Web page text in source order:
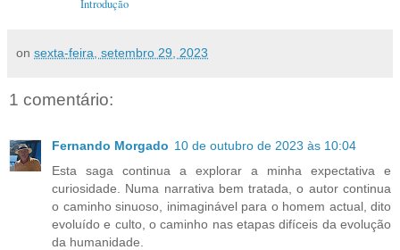
Introdução
on sexta-feira, setembro 29, 2023
1 comentário:
Fernando Morgado 10 de outubro de 2023 às 10:04
Esta saga continua a explorar a minha expectativa e
curiosidade. Numa narrativa bem tratada, o autor continua
o caminho sinuoso, inimaginável para o homem actual, dito
evoluído e culto, o caminho nas etapas difíceis da evolução
da humanidade.